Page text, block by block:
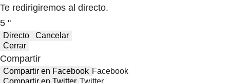
Te redirigiremos al directo.
5 "
Directo
Cancelar
Cerrar
Compartir
Compartir en Facebook Facebook